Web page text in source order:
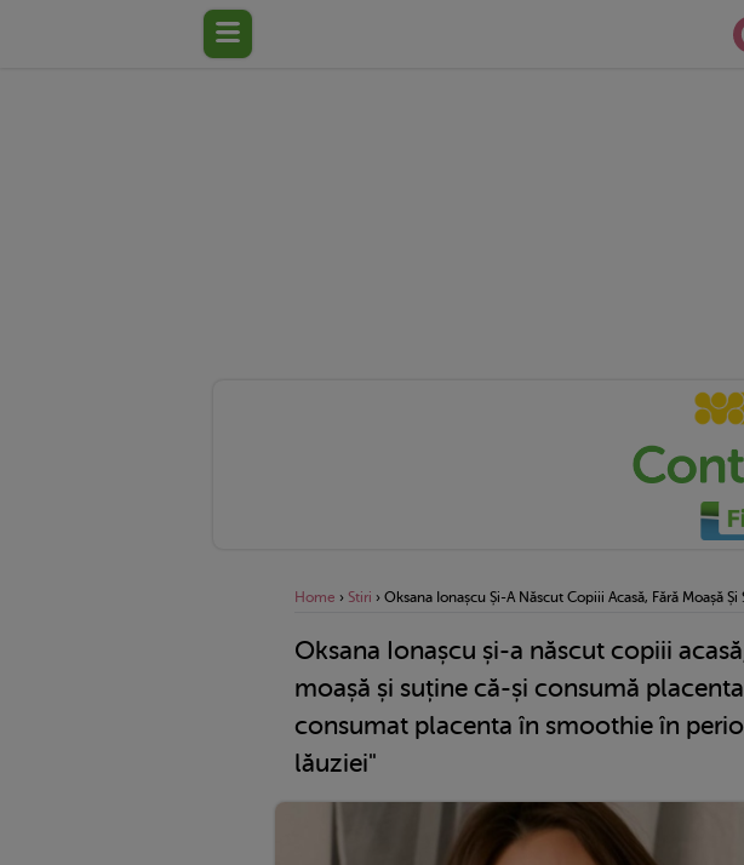
Home › Stiri › Oksana Ionașcu Și-A Născut Copiii Acasă, Fără Moașă
Oksana Ionașcu și-a născut copiii
moașă și suține că-și consumă
consumat placenta în smoothie în
lăuziei"